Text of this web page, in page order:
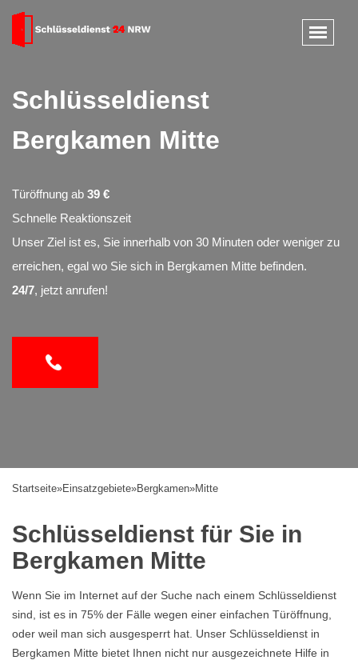
Schlüsseldienst
Bergkamen Mitte
Türöffnung ab 39 €
Schnelle Reaktionszeit
Unser Ziel ist es, Sie innerhalb von 30 Minuten oder weniger zu
erreichen, egal wo Sie sich in Bergkamen Mitte befinden.
24/7, jetzt anrufen!
Startseite»Einsatzgebiete»Bergkamen»Mitte
Schlüsseldienst für Sie in
Bergkamen Mitte
Wenn Sie im Internet auf der Suche nach einem Schlüsseldienst
sind, ist es in 75% der Fälle wegen einer einfachen Türöffnung,
oder weil man sich ausgesperrt hat. Unser Schlüsseldienst in
Bergkamen Mitte bietet Ihnen nicht nur ausgezeichnete Hilfe in